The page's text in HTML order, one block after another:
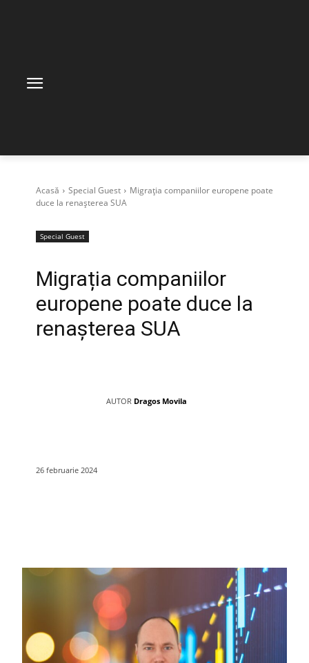
Acasă Special Guest
Migrația companiilor europene poate
duce la renașterea SUA
Special Guest
Migrația companiilor
europene poate duce la
renașterea SUA
AUTOR Dragos Movila
26 februarie 2024